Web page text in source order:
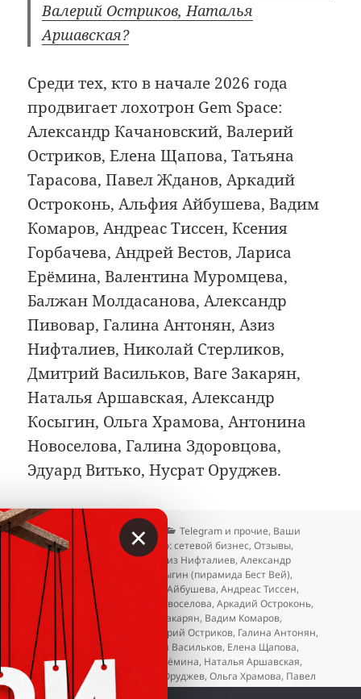
Валерий Остриков, Наталья
Аршавская?
Среди тех, кто в начале 2026 года
продвигает лохотрон Gem Space:
Александр Качановский, Валерий
Остриков, Елена Щапова, Татьяна
Тарасова, Павел Жданов, Аркадий
Остроконь, Альфия Айбушева, Вадим
Комаров, Андреас Тиссен, Ксения
Горбачева, Андрей Вестов, Лариса
Ерёмина, Валентина Муромцева,
Балжан Молдасанова, Александр
Пивовар, Галина Антонян, Азиз
Нифталиев, Николай Стерликов,
Дмитрий Васильков, Ваге Закарян,
Наталья Аршавская, Александр
Косыгин, Ольга Храмова, Антонина
Новоселова, Галина Здоровцова,
Эдуард Витько, Нусрат Оруджев.
Опубликовано
13.02.2026 Автор
Вкладер Рубрики
Telegram и прочие, Ваши
отзывы и жалобы
Осторожно: сетевой бизнес,Отзывы,
Пирамида Василенко
Метки
Азиз Нифталиев,Александр
Качановский, Александр Косыгин (пирамида Бест Вей),
Александр Пивовар
Альфия Айбушева,Андреас Тиссен,
Андрей Вестов
Антонина Новоселова,Аркадий Остроконь,
Балжан Молдасанова
Ваге Закарян, Вадим Комаров,
Валентина Муромцева
Валерий Остриков, Галина Антонян,
Галина Здоровцова
Дмитрий Васильков, Елена Щапова,
Ксения Горбачева, Лариса Ерёмина, Наталья Аршавская,
Николай Стерликов
Нусрат Оруджев,Ольга Храмова, Павел
Жданов
,Татьяна Тарасова
Эдуард Витько
×